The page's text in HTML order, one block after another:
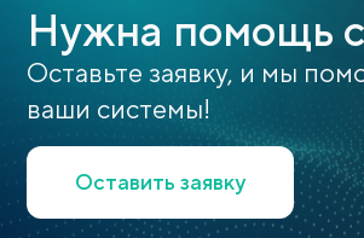
Нужна помощь
Оставьте заявку, и мы
ваши системы!
Оставить заявку